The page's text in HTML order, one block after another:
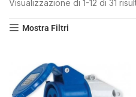
Visualizzazione di 1-12 di 31
Mostra Filtri